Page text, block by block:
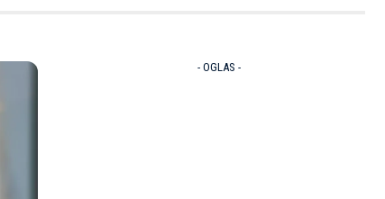
- OGLAS -